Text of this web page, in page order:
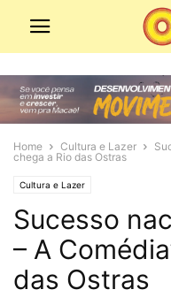
Home Cultura e Lazer
chega a Rio das Ostras
Cultura e Lazer
Sucesso
– A
das Ostras